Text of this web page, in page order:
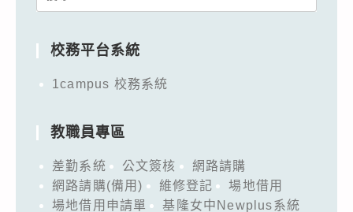
校務平台系統
1campus 校務系統
教職員專區
差勤系統 公文簽核
網路請購
網路請購(備用)
維修登記
場地借用
場地借用申請單
基隆女中Newplus系統